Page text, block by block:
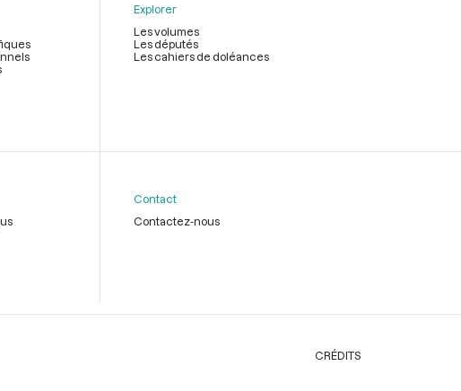
Explorer
Les volumes
Les députés
Les cahiers de doléances
Contact
Contactez-nous
CRÉDITS